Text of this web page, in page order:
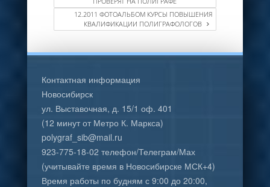
12.2011 ФОТОАЛЬБОМ КУРСЫ ПОВЫШЕНИЯ
КВАЛИФИКАЦИИ ПОЛИГРАФОЛОГОВ
Контактная информация
Новосибирск
ул. Выставочная, д. 15/1 оф. 401
(12 минут от Метро К. Маркса)
polygraf_sib@mail.ru
923-775-18-02 телефон/Телеграм/Мах
(учитывайте время в Новосибирске МСК+4)
Время работы по будням с 9:00 до 20:00,